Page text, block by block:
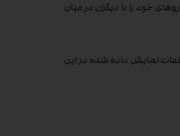
خود را با دیگران در میان
نمایش داده شده در این